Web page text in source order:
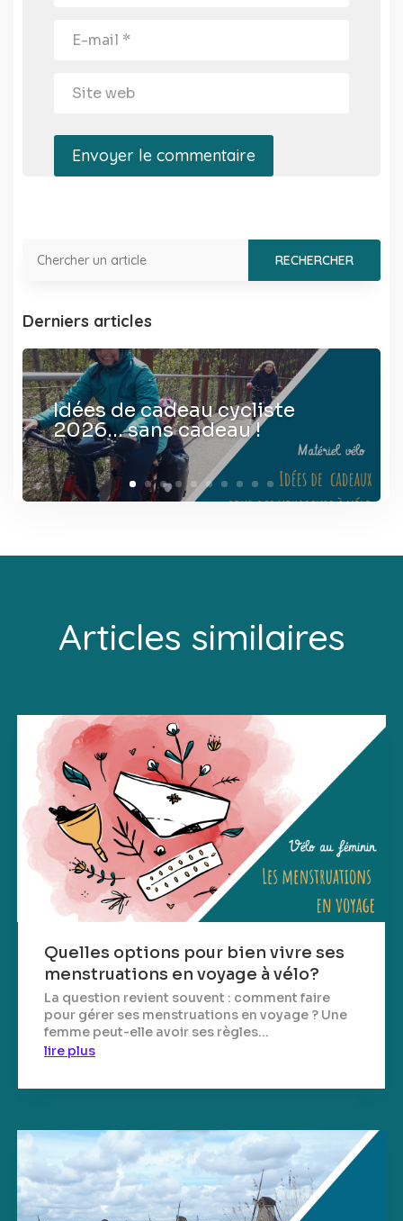
Envoyer le commentaire
Derniers articles
Idées de cadeau cycliste
2026… sans cadeau !
Articles similaires
Quelles options pour bien vivre ses
menstruations en voyage à vélo?
La question revient souvent : comment faire
pour gérer ses menstruations en voyage ? Une
femme peut-elle avoir ses règles...
lire plus